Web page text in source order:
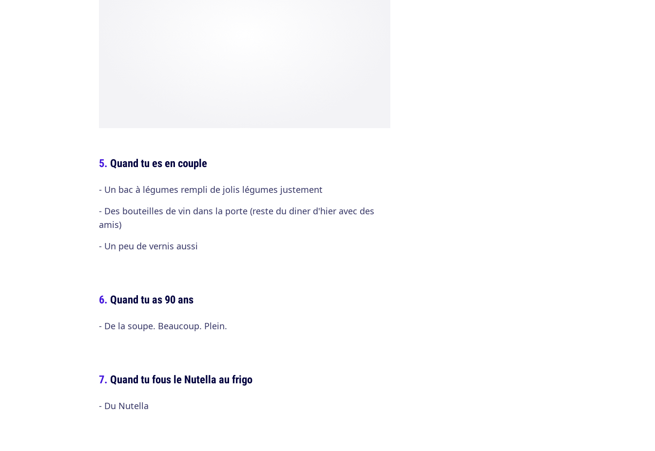
Quand tu es en couple
- Un bac à légumes rempli de jolis légumes justement
- Des bouteilles de vin dans la porte (reste du diner d'hier avec des
amis)
- Un peu de vernis aussi
Quand tu as 90 ans
- De la soupe. Beaucoup. Plein.
Quand tu fous le Nutella au frigo
- Du Nutella